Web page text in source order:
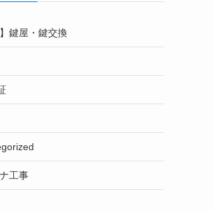
】鍵屋・鍵交換
工事